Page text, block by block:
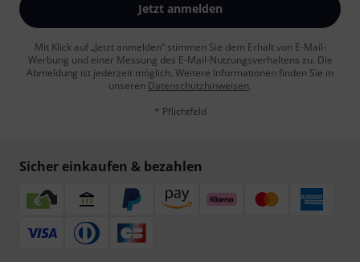
Jetzt anmelden
Mit Klick auf „Jetzt anmelden“ stimmen Sie dem Erhalt von E-Mail-
Werbung und einer Messung des E-Mail-Nutzungsverhaltens zu. Die
Abmeldung ist jederzeit möglich. Weitere Informationen finden Sie in
unseren Datenschutzhinweisen.
* Pflichtfeld
Sicher einkaufen & bezahlen